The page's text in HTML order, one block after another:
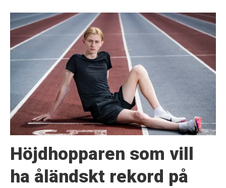
Höjdhopparen som vill
ha åländskt rekord på